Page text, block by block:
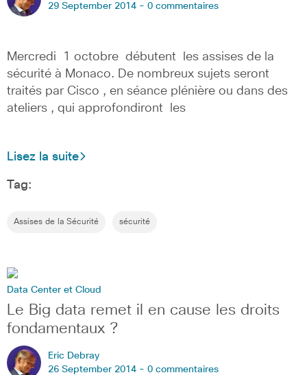
29 September 2014 - 0 commentaires
Mercredi 1 octobre débutent les assises de la
sécurité à Monaco. De nombreux sujets seront
traités par Cisco , en séance plénière ou dans des
ateliers , qui approfondiront les
Lisez la suite
Tag:
Assises de la Sécurité sécurité
Data Center et Cloud
Le Big data remet il en cause les droits
fondamentaux ?
Eric Debray
26 September 2014 - 0 commentaires